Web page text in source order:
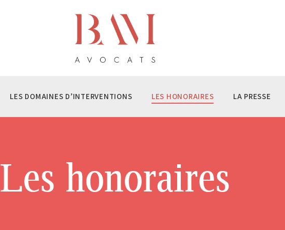
LES DOMAINES D’INTERVENTIONS LES HONORAIRES LA PRESSE
Les honoraires
L’ÉQUIPE BAM AVOCATS
LES DOMAINES D’INTERVENTIONS
LES HONORAIRES
CONTACT